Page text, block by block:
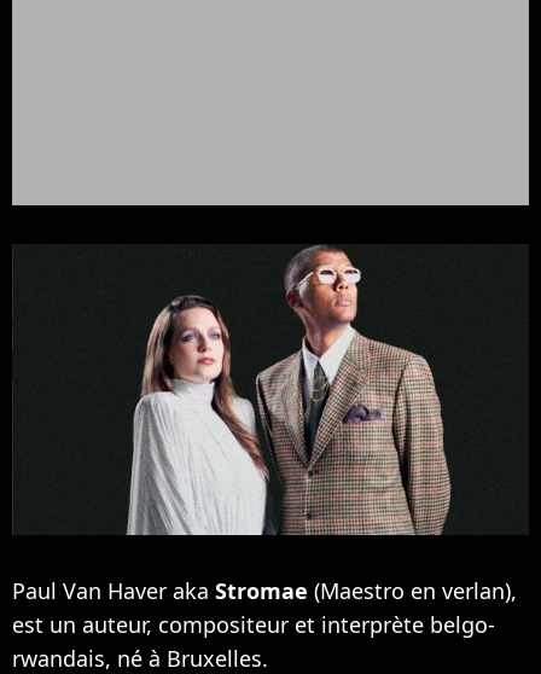
Paul Van Haver aka Stromae (Maestro en verlan),
est un auteur, compositeur et interprète belgo-
rwandais, né à Bruxelles.